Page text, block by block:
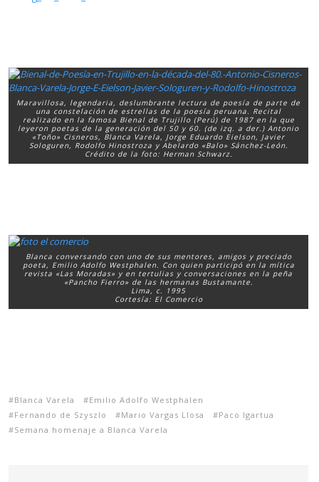
Maravillosa, legendaria, deslumbrante lectura de poesía de parte de
una constelación de estrellas de la poesía peruana. Recital
realizado en la famosa Bienal de Trujillo (Perú) de 1987 en la que
leyeron poetas de la generación del 50 y 60. (de izq. a der.) Antonio
«Toño» Cisneros, Blanca Varela, Jorge Eduardo Eielson, Javier
Sologuren, Rodolfo Hinostroza y Abelardo «Balo» Sánchez-León.
Crédito de la foto: Herman Schwarz.
Blanca conversando con uno de sus mentores, amigos y preciado
poeta, Emilio Adolfo Westphalen. Con quien participó en la mítica
revista «Las Moradas» y en tertulias y conversaciones en la peña
«Pancho Fierro» de las hermanas Bustamante.
Lima, c. 1995
Cortesía: El Comercio
Blanca Varela
Emilio Adolfo Westphalen
Fernando de Szyszlo
Mario Vargas Llosa
Paco Igartua
Semana homenaje a Blanca Varela